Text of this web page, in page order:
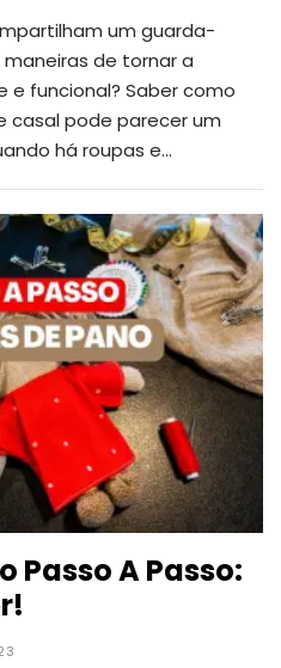
um guarda-
de tornar a
e funcional? Saber como
casal pode parecer um
há roupas e…
Passo A Passo: